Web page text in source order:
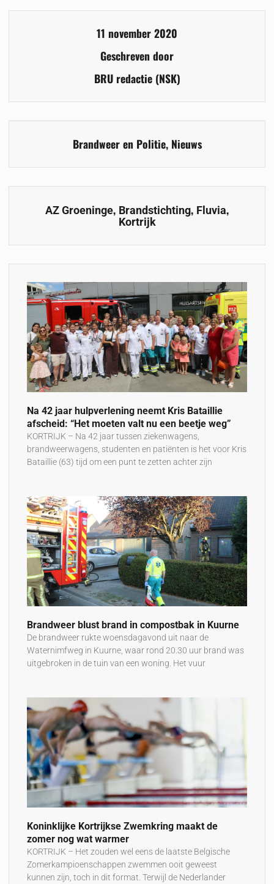
11 november 2020
Geschreven door
BRU redactie (NSK)
Brandweer en Politie, Nieuws
AZ Groeninge, Brandstichting, Fluvia,
Kortrijk
Na 42 jaar hulpverlening neemt Kris Bataillie
afscheid: “Het moeten valt nu een beetje weg”
KORTRIJK – Na 42 jaar tussen ziekenwagens,
brandweerwagens, studenten en patiënten is het voor Kris
Bataillie (63) tijd om een punt te zetten achter zijn
Brandweer blust brand in compostbak in Kuurne
De brandweer rukte woensdagavond uit naar de
Waternimfweg in Kuurne, waar rond 20.30 uur brand was
uitgebroken in de tuin van een woning. Het vuur
Koninklijke Kortrijkse Zwemkring maakt de
zomer nog wat warmer
KORTRIJK – Het zouden wel eens de laatste Belgische
Zomerkampioenschappen zwemmen ooit geweest
kunnen zijn, toch in dit format. Terwijl de Nederlander